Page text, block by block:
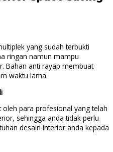
yang sudah terbukti
ringan namun mampu
Bahan anti rayap membuat
waktu lama.
para profesional yang telah
sehingga anda tidak perlu
desain interior anda kepada